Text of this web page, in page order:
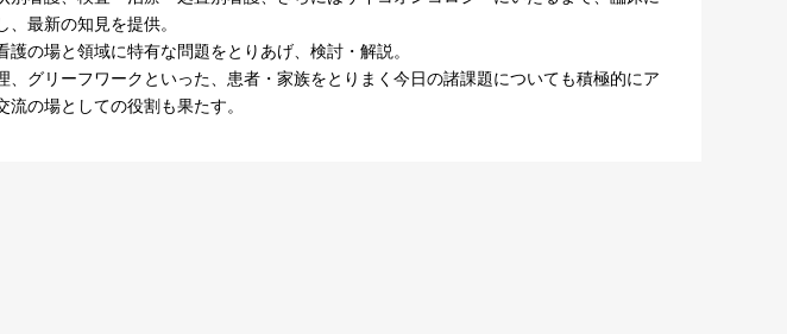
最新の知見を提供。
の場と領域に特有な問題をとりあげ、検討・解説。
グリーフワークといった、患者・家族をとりまく今日の諸課題についても積極的にア
の場としての役割も果たす。